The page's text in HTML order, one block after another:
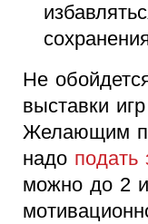
Не
выставки
Желающим
надо подать
можно до 2